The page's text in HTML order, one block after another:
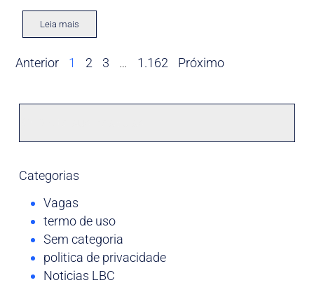
Leia mais
Anterior 1 2 3 … 1.162 Próximo
Categorias
Vagas
termo de uso
Sem categoria
politica de privacidade
Noticias LBC